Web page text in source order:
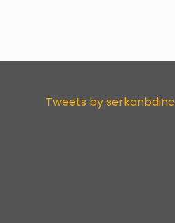
Tweets by serkanbdinc